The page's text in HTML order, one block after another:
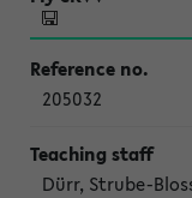
205032
Dürr, Strube-